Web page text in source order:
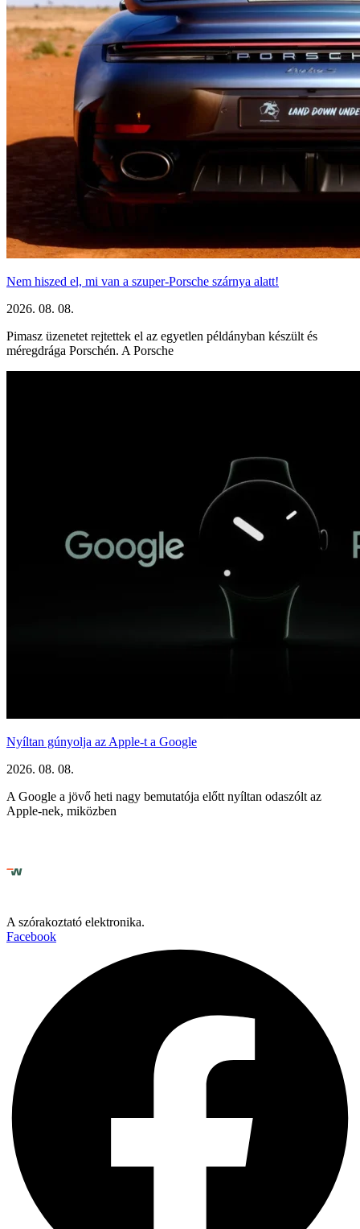
Nem hiszed el, mi van a szuper-Porsche szárnya alatt!
2026. 08. 08.
Pimasz üzenetet rejtettek el az egyetlen példányban készült és
méregdrága Porschén. A Porsche
Nyíltan gúnyolja az Apple-t a Google
2026. 08. 08.
A Google a jövő heti nagy bemutatója előtt nyíltan odaszólt az
Apple-nek, miközben
A szórakoztató elektronika.
Facebook